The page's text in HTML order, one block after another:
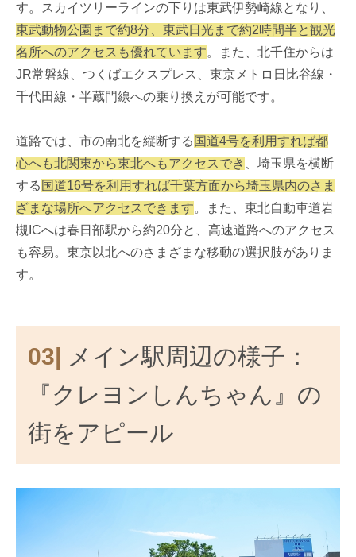
す。スカイツリーラインの下りは東武伊勢崎線となり、
東武動物公園まで約8分、東武日光まで約2時間半と観光
名所へのアクセスも優れています。また、北千住からは
JR常磐線、つくばエクスプレス、東京メトロ日比谷線・
千代田線・半蔵門線への乗り換えが可能です。
道路では、市の南北を縦断する 国道4号を利用すれば都
心へも北関東から東北へもアクセスでき
、埼玉県を横断
する 国道16号を利用すれば千葉方面から埼玉県内のさま
ざまな場所へアクセスできます。また、東北自動車道岩
槻ICへは春日部駅から約20分と、高速道路へのアクセス
も容易。東京以北へのさまざまな移動の選択肢がありま
す。
03|
メイン駅周辺の様子：
『クレヨンしんちゃん』の
街をアピール